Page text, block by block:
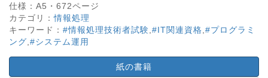
仕様： A5・ 672ページ
カテゴリ：情報処理
キーワード： #情報処理技術者試験 #IT関連資格 #プログラミ
ング #システム運用
紙の書籍